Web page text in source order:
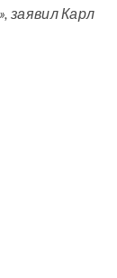
заявил Карл